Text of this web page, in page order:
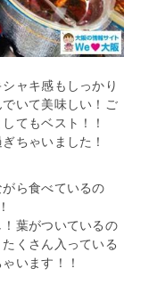
ャキ感もしっかり
いて美味しい！ご
てもベスト！！
ちゃいました！
ら食べているの
葉がついているの
くさん入っている
います！！